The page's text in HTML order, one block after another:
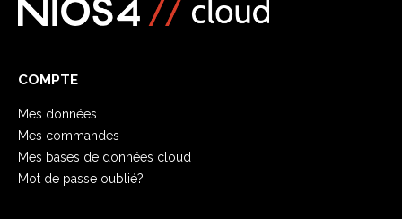
COMPTE
Mes données
Mes commandes
Mes bases de données cloud
Mot de passe oublié?